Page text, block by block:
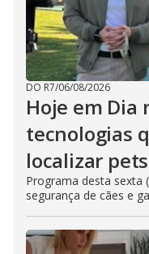
DO R7/06/08/2026
Hoje em Dia
tecnologias
localizar
Programa desta sexta
segurança de cães e